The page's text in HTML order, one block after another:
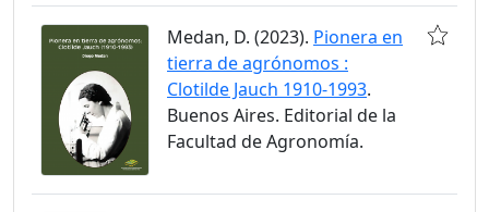
Medan, D. (2023). Pionera en
tierra de agrónomos :
Clotilde Jauch 1910-1993.
Buenos Aires. Editorial de la
Facultad de Agronomía.